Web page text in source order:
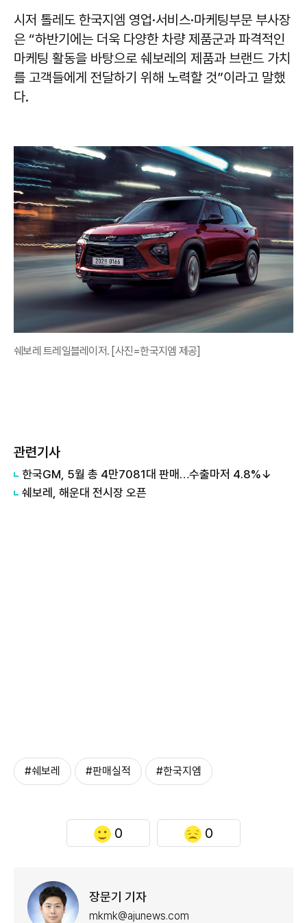
시저 톨레도 한국지엠 영업·서비스·마케팅부문 부사장
은 “하반기에는 더욱 다양한 차량 제품군과 파격적인
마케팅 활동을 바탕으로 쉐보레의 제품과 브랜드 가치
를 고객들에게 전달하기 위해 노력할 것”이라고 말했
다.
쉐보레 트레일블레이저. [사진=한국지엠 제공]
관련기사
한국GM, 5월 총 4만7081대 판매…수출마저 4.8%↓
쉐보레, 해운대 전시장 오픈
#쉐보레 #판매실적 #한국지엠
0 0
장문기 기자
mkmk@ajunews.com